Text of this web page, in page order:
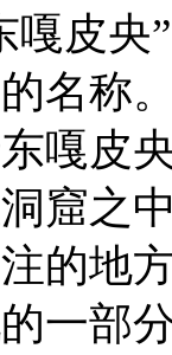
嘎皮
名称
嘎皮
窟之
的地
一部